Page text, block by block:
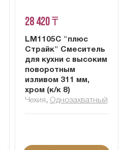
28 420 ₸
LM1105C "плюс
Страйк" Смеситель
для кухни с высоким
поворотным
изливом 311 мм,
хром (к/к 8)
Чехия , Однозахватный